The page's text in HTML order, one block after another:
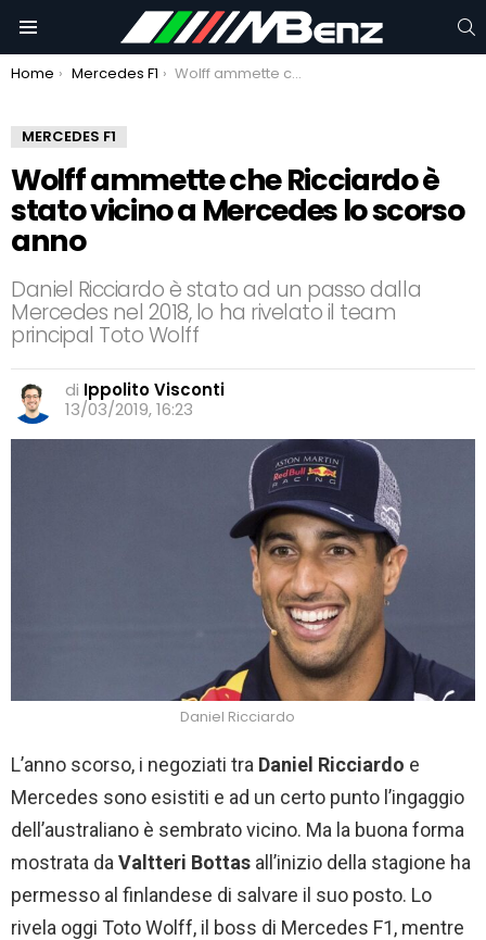
You are here:
Home Mercedes F1 Wolff ammette che Ricciardo è stato vicino a Mercedes lo scorso anno
MERCEDES F1
Wolff ammette che Ricciardo è
stato vicino a Mercedes lo scorso
anno
Daniel Ricciardo è stato ad un passo dalla
Mercedes nel 2018, lo ha rivelato il team
principal Toto Wolff
di Ippolito Visconti
13/03/2019, 16:23
Daniel Ricciardo
L’anno scorso, i negoziati tra Daniel Ricciardo e
Mercedes sono esistiti e ad un certo punto l’ingaggio
dell’australiano è sembrato vicino. Ma la buona forma
mostrata da Valtteri Bottas all’inizio della stagione ha
permesso al finlandese di salvare il suo posto. Lo
rivela oggi Toto Wolff, il boss di Mercedes F1, mentre